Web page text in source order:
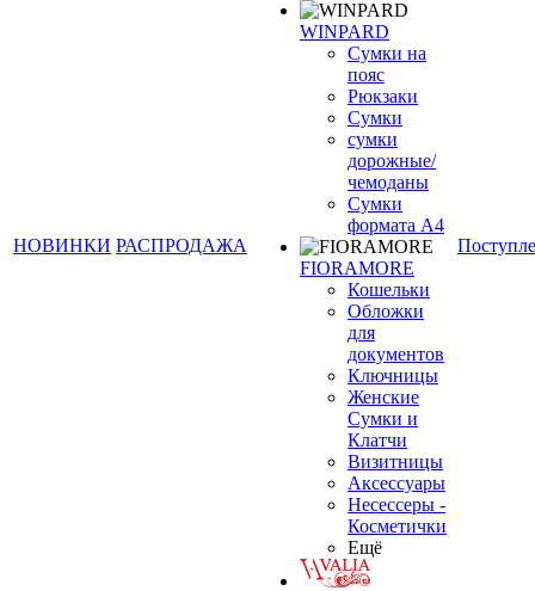
НОВИНКИ РАСПРОДАЖА
WINPARD
Сумки на
пояс
Рюкзаки
Сумки
сумки
дорожные/
чемоданы
Сумки
формата А4
FIORAMORE
Кошельки
Обложки
для
документов
Ключницы
Женские
Сумки и
Клатчи
Визитницы
Аксессуары
Несессеры -
Косметички
Ещё